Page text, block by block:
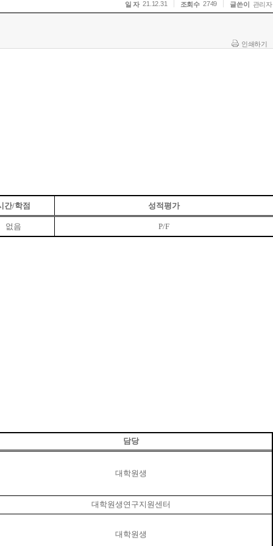
일 자 21.12.31 조회수 2749 글쓴이 관리자
인쇄하기
간/학점 성적평가
없음
P/F
담당
대학원생
대학원생연구지원센터
대학원생